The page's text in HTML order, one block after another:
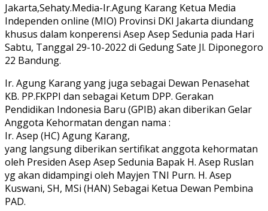
Jakarta,Sehaty.Media-Ir.Agung Karang Ketua Media
Independen online (MIO) Provinsi DKI Jakarta diundang
khusus dalam konperensi Asep Asep Sedunia pada Hari
Sabtu, Tanggal 29-10-2022 di Gedung Sate Jl. Diponegoro
22 Bandung.
Ir. Agung Karang yang juga sebagai Dewan Penasehat
KB. PP.FKPPI dan sebagai Ketum DPP. Gerakan
Pendidikan Indonesia Baru (GPIB) akan diberikan Gelar
Anggota Kehormatan dengan nama :
Ir. Asep (HC) Agung Karang,
yang langsung diberikan sertifikat anggota kehormatan
oleh Presiden Asep Asep Sedunia Bapak H. Asep Ruslan
yg akan didampingi oleh Mayjen TNI Purn. H. Asep
Kuswani, SH, MSi (HAN) Sebagai Ketua Dewan Pembina
PAD.